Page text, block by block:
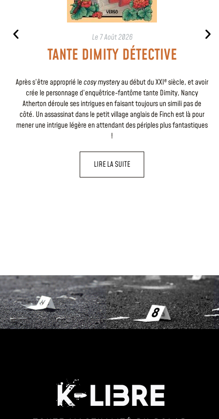
Le 7 Août 2026
TANTE DIMITY DÉTECTIVE
Après s’être approprié lecosy mysteryau début du XXIesiècle, et avoir
crée le personnage d’enquêtrice-fantôme tante Dimity, Nancy
Atherton déroule ses intrigues en faisant toujours un simili pas de
côté. Un assassinat dans le petit village anglais de Finch est là pour
mener une intrigue légère en attendant des périples plus fantastiques
!
LIRE LA SUITE